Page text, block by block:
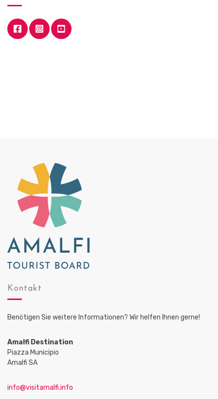
Kontakt
Benötigen Sie weitere Informationen? Wir helfen Ihnen gerne!
Amalfi Destination
Piazza Municipio
Amalfi SA
info@visitamalfi.info